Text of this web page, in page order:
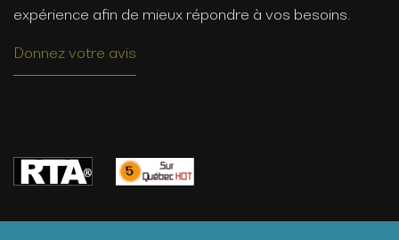
expérience afin de mieux répondre à vos besoins.
Donnez votre avis